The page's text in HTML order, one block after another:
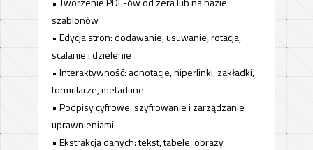
szablonów
• Edycja stron: dodawanie, usuwanie, rotacja,
scalanie i dzielenie
• Interaktywność: adnotacje, hiperlinki, zakładki,
formularze, metadane
• Podpisy cyfrowe, szyfrowanie i zarządzanie
uprawnieniami
• Ekstrakcja danych: tekst, tabele, obrazy